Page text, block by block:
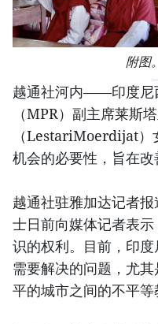
附图
越通社河内——印度尼
（MPR）副主席莱斯
（LestariMoerdijat）
机会的必要性，旨在改
越通社驻雅加达记者
士日前向媒体记者表
识的权利。目前，印
需要解决的问题，尤
平的城市之间的不平等